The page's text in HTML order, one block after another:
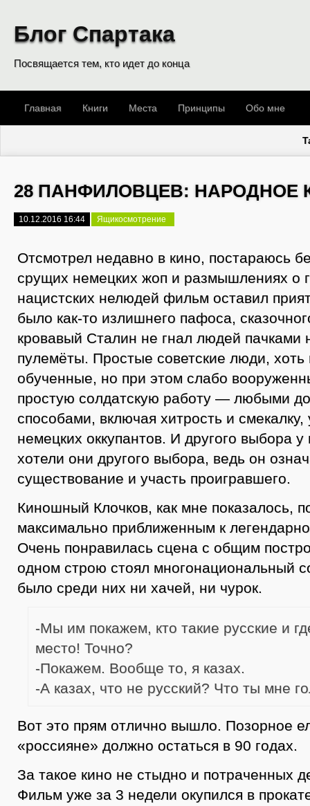
Блог Спартака
Посвящается тем, кто идет до конца
Главная Книги Места Принципы Обо мне
28 ПАНФИЛОВЦЕВ: НАРОДНОЕ
10.12.2016 16:44 Ящикосмотрение
Отсмотрел недавно в кино, постараюсь
срущих немецких жоп и размышлениях о
нацистских нелюдей фильм оставил
было как-то излишнего пафоса,
кровавый Сталин не гнал людей пачками
пулемёты. Простые советские люди, хоть
обученные, но при этом слабо
простую солдатскую работу — любыми
способами, включая хитрость и
немецких оккупантов. И другого выбора
хотели они другого выбора, ведь он
существование и участь проигравшего.
Киношный Клочков, как мне показалось,
максимально приближенным к
Очень понравилась сцена с общим
одном строю стоял многонациональный
было среди них ни хачей, ни чурок.
-Мы им покажем, кто такие русские и
место! Точно?
-Покажем. Вообще то, я казах.
-А казах, что не русский? Что ты мне
Вот это прям отлично вышло. Позорное
«россияне» должно остаться в 90 годах.
За такое кино не стыдно и потраченных
Фильм уже за 3 недели окупился в